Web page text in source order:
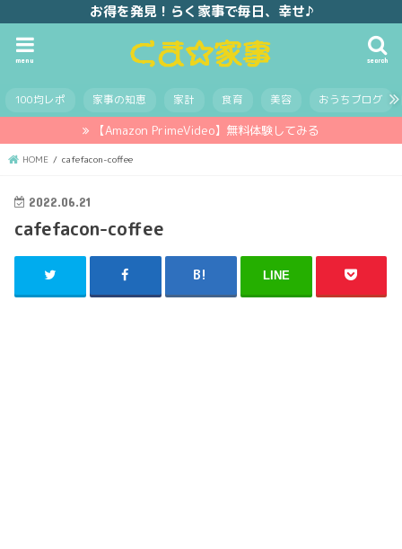
お得を発見！らく家事で毎日、幸せ♪
search
menu
100均レポ 家事の知恵 家計 食育 美容 おうちブログ
【Amazon PrimeVideo】無料体験してみる
HOME cafefacon-coffee
2022.06.21
cafefacon-coffee
LINE